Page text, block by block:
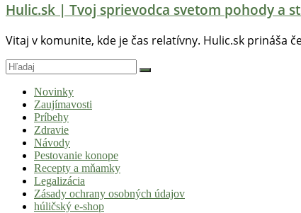
Hulic.sk | Tvoj sprievodca svetom pohody a
Vitaj v komunite, kde je čas relatívny. Hulic.sk prináša
Novinky
Zaujímavosti
Príbehy
Zdravie
Návody
Pestovanie konope
Recepty a mňamky
Legalizácia
Zásady ochrany osobných údajov
húličský e-shop